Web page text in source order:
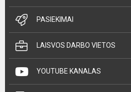
PASIEKIMAI
LAISVOS DARBO VIETOS
YOUTUBE KANALAS